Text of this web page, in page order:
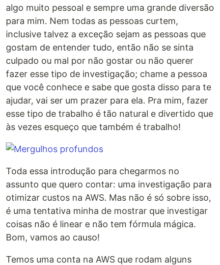
algo muito pessoal e sempre uma grande diversão
para mim. Nem todas as pessoas curtem,
inclusive talvez a exceção sejam as pessoas que
gostam de entender tudo, então não se sinta
culpado ou mal por não gostar ou não querer
fazer esse tipo de investigação; chame a pessoa
que você conhece e sabe que gosta disso para te
ajudar, vai ser um prazer para ela. Pra mim, fazer
esse tipo de trabalho é tão natural e divertido que
às vezes esqueço que também é trabalho!
Toda essa introdução para chegarmos no
assunto que quero contar: uma investigação para
otimizar custos na AWS. Mas não é só sobre isso,
é uma tentativa minha de mostrar que investigar
coisas não é linear e não tem fórmula mágica.
Bom, vamos ao causo!
Temos uma conta na AWS que rodam alguns